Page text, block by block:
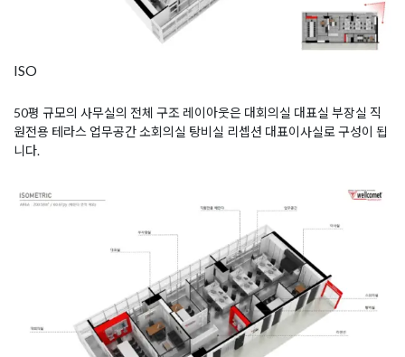
ISO
50평 규모의 사무실의 전체 구조 레이아웃은 대회의실 대표실 부장실 직
원전용 테라스 업무공간 소회의실 탕비실 리셉션 대표이사실로 구성이 됩
니다.